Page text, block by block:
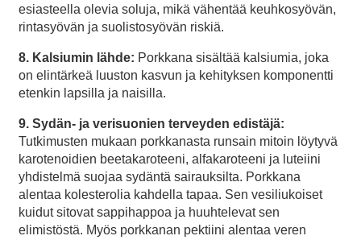
esiasteella olevia soluja, mikä vähentää keuhkosyövän,
rintasyövän ja suolistosyövän riskiä.
8. Kalsiumin lähde: Porkkana sisältää kalsiumia, joka
on elintärkeä luuston kasvun ja kehityksen komponentti
etenkin lapsilla ja naisilla.
9. Sydän- ja verisuonien terveyden edistäjä:
Tutkimusten mukaan porkkanasta runsain mitoin löytyvä
karotenoidien beetakaroteeni, alfakaroteeni ja luteiini
yhdistelmä suojaa sydäntä sairauksilta. Porkkana
alentaa kolesterolia kahdella tapaa. Sen vesiliukoiset
kuidut sitovat sappihappoa ja huuhtelevat sen
elimistöstä. Myös porkkanan pektiini alentaa veren